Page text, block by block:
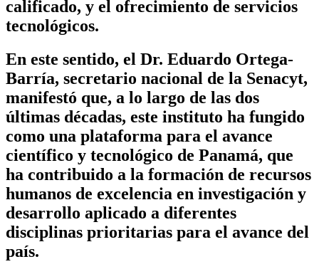
calificado, y el ofrecimiento de servicios
tecnológicos.
En este sentido, el Dr. Eduardo Ortega-
Barría, secretario nacional de la Senacyt,
manifestó que, a lo largo de las dos
últimas décadas, este instituto ha fungido
como una plataforma para el avance
científico y tecnológico de Panamá, que
ha contribuido a la formación de recursos
humanos de excelencia en investigación y
desarrollo aplicado a diferentes
disciplinas prioritarias para el avance del
país.